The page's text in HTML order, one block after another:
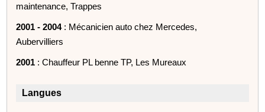
maintenance, Trappes
2001 - 2004: Mécanicien auto chez Mercedes,
Aubervilliers
2001 : Chauffeur PL benne TP, Les Mureaux
Langues